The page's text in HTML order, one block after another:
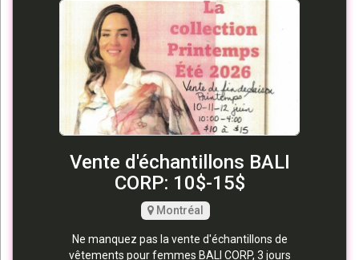
Vente d'échantillons BALI
CORP: 10$-15$
Montréal
Ne manquez pas la vente d'échantillons de
vêtements pour femmes BALI CORP, 3 jours